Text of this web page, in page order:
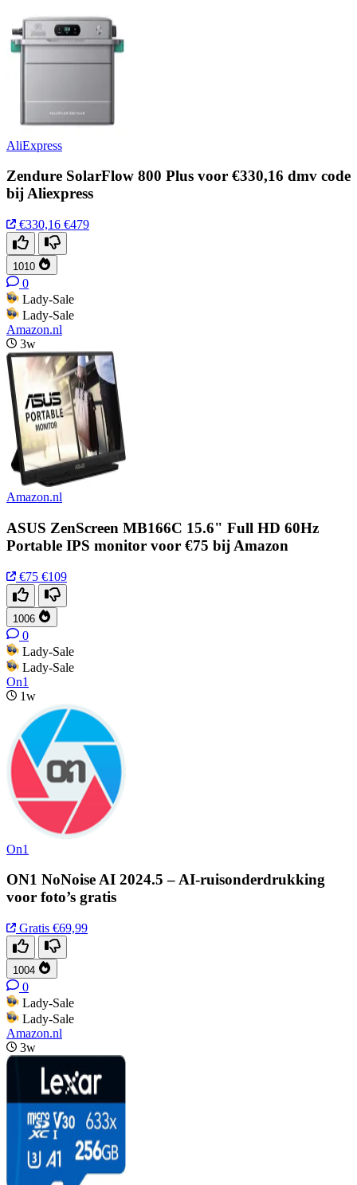
AliExpress
Zendure SolarFlow 800 Plus voor €330,16 dmv code
bij Aliexpress
€330,16 €479
1010
0
Lady-Sale
Lady-Sale
Amazon.nl
3w
Amazon.nl
ASUS ZenScreen MB166C 15.6" Full HD 60Hz
Portable IPS monitor voor €75 bij Amazon
€75 €109
1006
0
Lady-Sale
Lady-Sale
On1
1w
On1
ON1 NoNoise AI 2024.5 – AI-ruisonderdrukking
voor foto’s gratis
Gratis €69,99
1004
0
Lady-Sale
Lady-Sale
Amazon.nl
3w